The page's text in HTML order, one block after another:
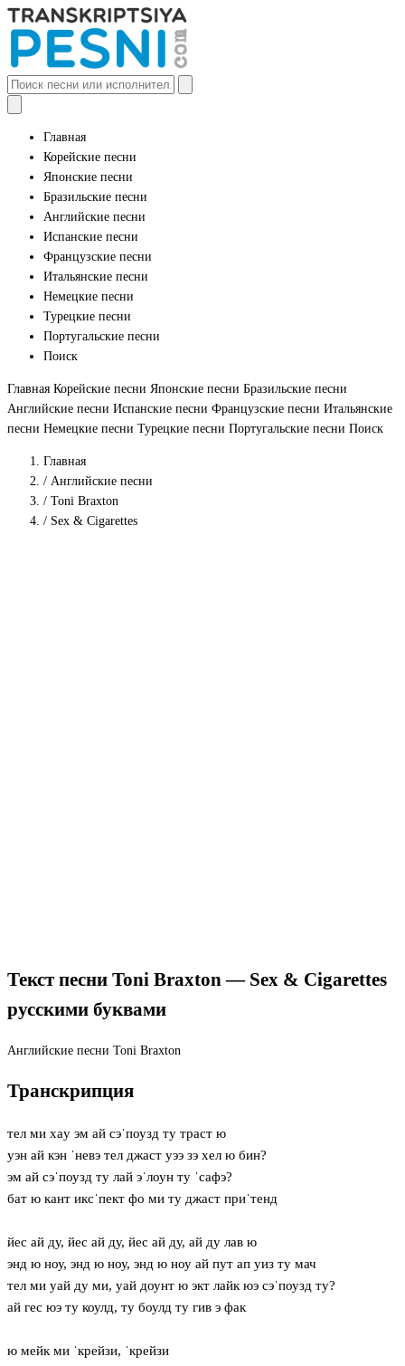
Главная
Корейские песни
Японские песни
Бразильские песни
Английские песни
Испанские песни
Французские песни
Итальянские песни
Немецкие песни
Турецкие песни
Португальские песни
Поиск
Главная Корейские песни Японские песни Бразильские песни
Английские песни Испанские песни Французские песни Итальянские
песни Немецкие песни Турецкие песни Португальские песни Поиск
Главная
/ Английские песни
/ Toni Braxton
/ Sex & Cigarettes
Текст песни Toni Braxton — Sex & Cigarettes
русскими буквами
Английские песни Toni Braxton
Транскрипция
тел ми хaу эм ай сэˈпоузд ту траст ю
уэн ай кэн ˈневэ тел джаст уээ зэ хел ю бин?
эм ай сэˈпоузд ту лай эˈлоун ту ˈсафэ?
бат ю кант иксˈпект фо ми ту джаст приˈтенд
йес ай ду, йес ай ду, йес ай ду, ай ду лав ю
энд ю ноу, энд ю ноу, энд ю ноу ай пут ап уиз ту мач
тел ми уай ду ми, уай доунт ю экт лайк юэ сэˈпоузд ту?
ай гес юэ ту коулд, ту боулд ту гив э фак
ю мейк ми ˈкрейзи, ˈкрейзи